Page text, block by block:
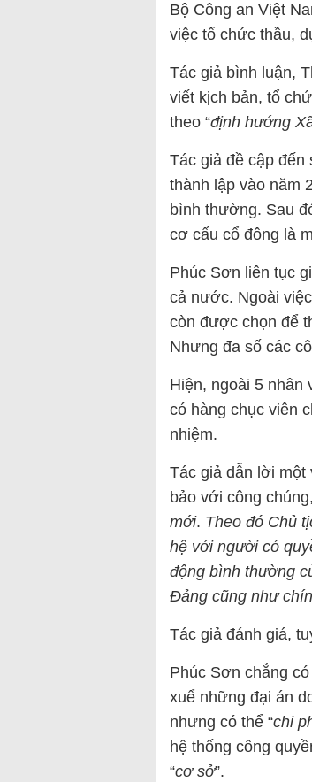
Bộ Công an Việt
việc tổ chức thầu,
Tác giả bình luận,
viết kịch bản, tổ
theo “định hướng
Tác giả đề cập
thành lập vào năm
bình thường. Sau
cơ cấu cổ đông là
Phúc Sơn liên tục
cả nước. Ngoài
còn được chọn để
Nhưng đa số các
Hiện, ngoài 5 nhân
có hàng chục viên
nhiệm.
Tác giả dẫn lời một
bảo với công
mới. Theo đó Chủ
hệ với người có
động bình thường
Đảng cũng như
Tác giả đánh giá,
Phúc Sơn chẳng
xuể những đại án
nhưng có thể “chi
hệ thống công
“cơ sở”.